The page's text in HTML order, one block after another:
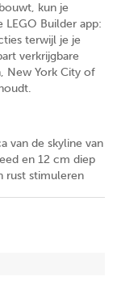
kun je
Builder app:
terwijl je je
verkrijgbare
New York City of
van de skyline van
en 12 cm diep
rust stimuleren